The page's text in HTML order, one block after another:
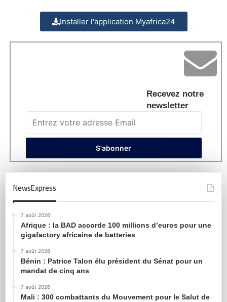
Installer l'application Myafrica24
Recevez notre
newsletter
NewsExpress
7 août 2026
Afrique : la BAD accorde 100 millions d’euros pour une
gigafactory africaine de batteries
7 août 2026
Bénin : Patrice Talon élu président du Sénat pour un
mandat de cinq ans
7 août 2026
Mali : 300 combattants du Mouvement pour le Salut de